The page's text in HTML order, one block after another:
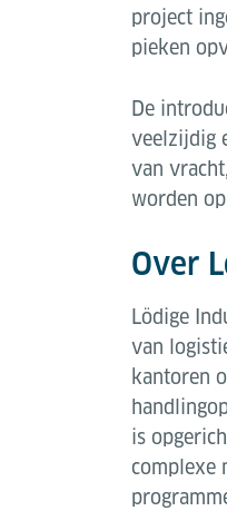
project
pieken
De
veelzijdig
van
worden
Over
Lödige
van
kantoren
is
complexe